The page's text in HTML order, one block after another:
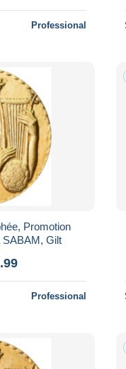
Professional
Promotion
SABAM, Gilt
Professional